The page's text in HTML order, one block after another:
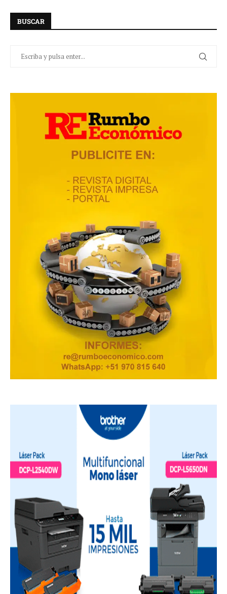
BUSCAR